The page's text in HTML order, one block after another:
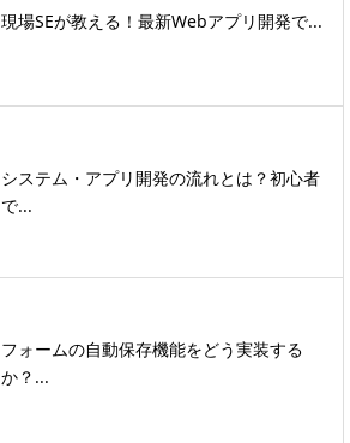
現場SEが教える！最新Webアプリ開発で...
システム・アプリ開発の流れとは？初心者
で...
フォームの自動保存機能をどう実装する
か？...